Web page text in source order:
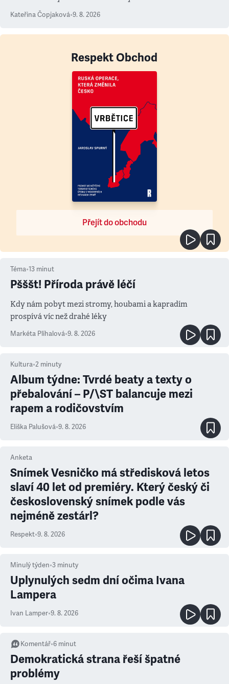
Kateřina Čopjaková•9. 8. 2026
Respekt Obchod
Přejít do obchodu
Téma•13 minut
Pšššt! Příroda právě léčí
Kdy nám pobyt mezi stromy, houbami a kapradím
prospívá víc než drahé léky
Markéta Plíhalová•9. 8. 2026
Kultura•2 minuty
Album týdne: Tvrdé beaty a texty o
přebalování – P/\ST balancuje mezi
rapem a rodičovstvím
Eliška Palušová•9. 8. 2026
Anketa
Snímek Vesničko má středisková letos
slaví 40 let od premiéry. Který český či
československý snímek podle vás
nejméně zestárl?
Respekt•9. 8. 2026
Minulý týden•3 minuty
Uplynulých sedm dní očima Ivana
Lampera
Ivan Lamper•9. 8. 2026
Komentář•6 minut
Demokratická strana řeší špatné
problémy